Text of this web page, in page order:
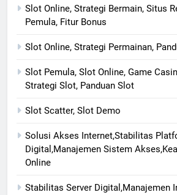
Slot Online, Strategi Bermain, Situs
Pemula, Fitur Bonus
Slot Online, Strategi Permainan,
Slot Pemula, Slot Online, Game
Strategi Slot, Panduan Slot
Slot Scatter, Slot Demo
Solusi Akses Internet,Stabilitas
Digital,Manajemen Sistem
Online
Stabilitas Server Digital,Manajemen